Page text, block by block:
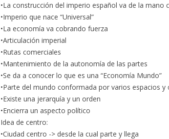
•La construcción del imperio español va de la mano
•Imperio que nace “Universal”
•La economía va cobrando fuerza
•Articulación imperial
•Rutas comerciales
•Mantenimiento de la autonomía de las partes
•Se da a conocer lo que es una “Economía Mundo”
•Parte del mundo conformada por varios espacios
•Existe una jerarquía y un orden
•Encierra un aspecto político
Idea de centro:
•Ciudad centro -> desde la cual parte y llega